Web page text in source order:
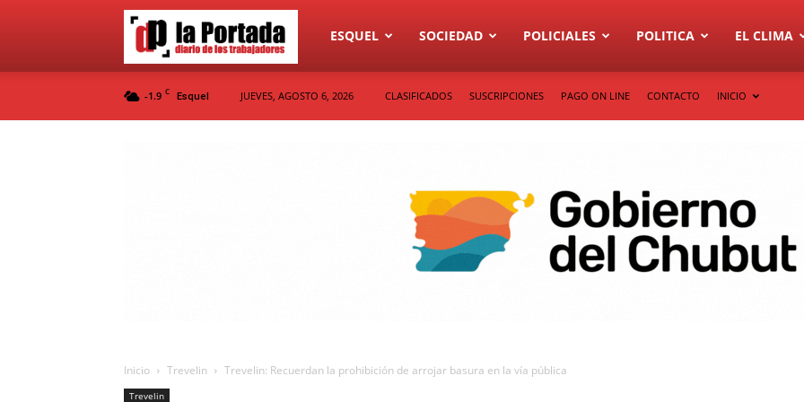
Diario
La
ESQUEL SOCIEDAD POLICIALES POLITICA EL CLIMA
-1.9 C Esquel JUEVES, AGOSTO 6, 2026 CLASIFICADOS SUSCRIPCIONES PAGO ON LINE CONTACTO INICIO
Inicio Trevelin Trevelin: Recuerdan la prohibición de arrojar basura en la vía pública
Trevelin